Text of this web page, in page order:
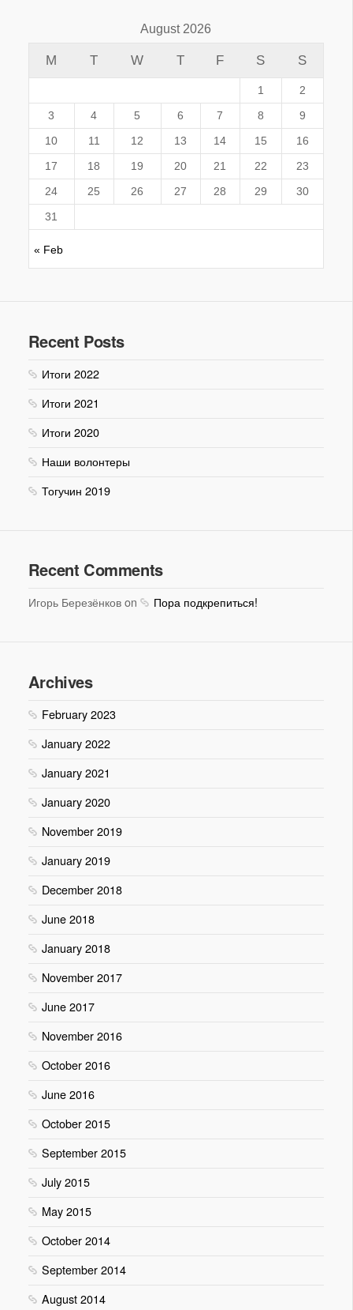
August 2026
M T W T F S S
« Feb
1
2
3
4 5 6 7 8
9
10
11 12 13 14 15
16
17
18 19 20 21 22
23
24
25 26 27 28 29
30
31
Recent Posts
Итоги 2022
Итоги 2021
Итоги 2020
Наши волонтеры
Тогучин 2019
Recent Comments
Игорь Березёнков on Пора подкрепиться!
Archives
February 2023
January 2022
January 2021
January 2020
November 2019
January 2019
December 2018
June 2018
January 2018
November 2017
June 2017
November 2016
October 2016
June 2016
October 2015
September 2015
July 2015
May 2015
October 2014
September 2014
August 2014